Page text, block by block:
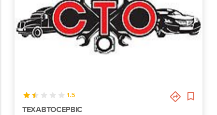
1.5
ТЕХАВТОСЕРВІС